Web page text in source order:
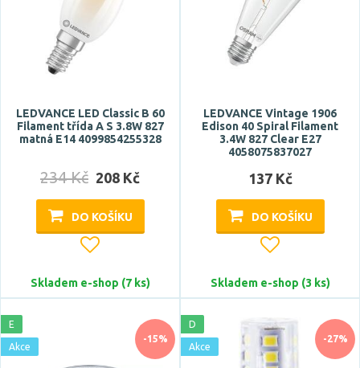
Určení
do lednice
do vánočního řetězu
náhrada metalhalogenidové výbojky
náhrada rtuťové výbojky
8000 h
LEDVANCE LED Classic B 60
Filament třída A S 3.8W 827
matná E14 4099854255328
234 Kč 208 Kč
DO KOŠÍKU
Skladem e-shop (7 ks)
LEDVANCE Vintage 1906
Edison 40 Spiral Filament
3.4W 827 Clear E27
4058075837027
137 Kč
DO KOŠÍKU
Skladem e-shop (3 ks)
-15%
E
Akce
-27%
D
Akce